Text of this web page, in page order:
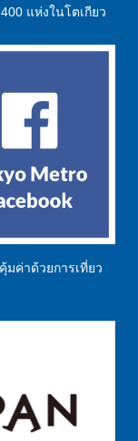
แห่งในโตเกียว
มค่าด้วยการเที่ยว